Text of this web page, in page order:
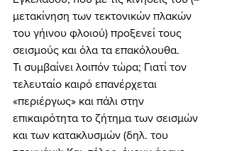
μετακίνηση των τεκτονικών πλακών
του γήινου φλοιού) προξενεί τους
σεισμούς και όλα τα επακόλουθα.
Τι συμβαίνει λοιπόν τώρα; Γιατί τον
τελευταίο καιρό επανέρχεται
«περιέργως» και πάλι στην
επικαιρότητα το ζήτημα των σεισμών
και των κατακλυσμών (δηλ. του